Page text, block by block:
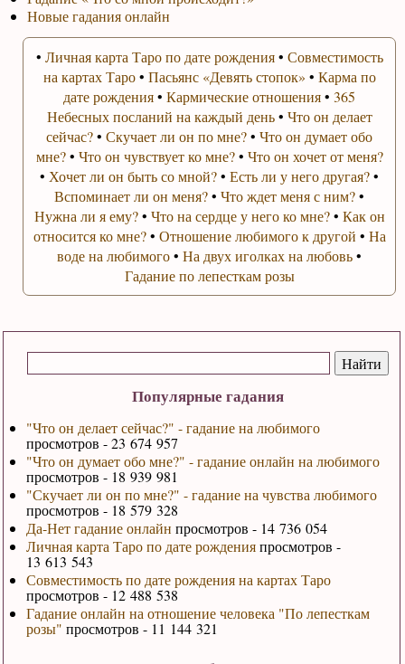
Популярные гадания
"Что он делает сейчас?" - гадание на любимого
просмотров - 23 674 957
"Что он думает обо мне?" - гадание онлайн на любимого
просмотров - 18 939 981
"Скучает ли он по мне?" - гадание на чувства любимого
просмотров - 18 579 328
Да-Нет гадание онлайн просмотров - 14 736 054
Личная карта Таро по дате рожденияпросмотров -
13 613 543
Совместимость по дате рождения на картах Таро
просмотров - 12 488 538
Гадание онлайн на отношение человека "По лепесткам
розы" просмотров - 11 144 321
Новые гадания онлайн
• Личная карта Таро по дате рождения• Совместимость
на картах Таро• Пасьянс «Девять стопок» • Карма по
дате рождения•Кармические отношения•365
Небесных посланий на каждый день• Что он делает
сейчас?•Скучает ли он по мне?•Что он думает обо
мне?• Что он чувствует ко мне?• Что он хочет от меня?
• Хочет ли он быть со мной?•Есть ли у него другая?•
Вспоминает ли он меня?•Что ждет меня с ним?•
Нужна ли я ему?• Что на сердце у него ко мне?• Как он
относится ко мне?• Отношение любимого к другой • На
воде на любимого•На двух иголках на любовь•
Гадание по лепесткам розы